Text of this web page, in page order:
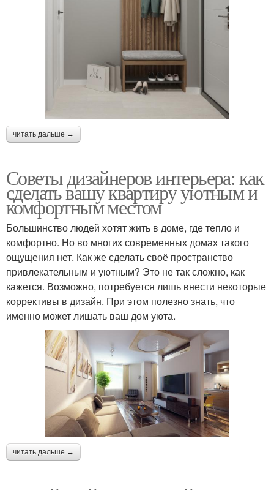
читать дальше →
Советы дизайнеров интерьера: как
сделать вашу квартиру уютным и
комфортным местом
Большинство людей хотят жить в доме, где тепло и
комфортно. Но во многих современных домах такого
ощущения нет. Как же сделать своё пространство
привлекательным и уютным? Это не так сложно, как
кажется. Возможно, потребуется лишь внести некоторые
коррективы в дизайн. При этом полезно знать, что
именно может лишать ваш дом уюта.
читать дальше →